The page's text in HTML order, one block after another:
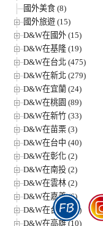
國外美食 (8)
國外旅遊 (15)
D&W在國外 (15)
D&W在基隆 (19)
D&W在台北 (475)
D&W在新北 (279)
D&W在宜蘭 (24)
D&W在桃園 (89)
D&W在新竹 (33)
D&W在苗栗 (3)
D&W在台中 (40)
D&W在彰化 (2)
D&W在南投 (2)
D&W在雲林 (2)
D&W在嘉義 (6)
D&W在台南 (12)
D&W在高雄 (10)